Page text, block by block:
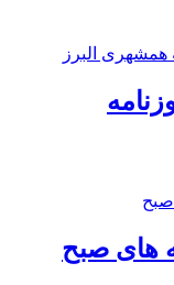
های صبح